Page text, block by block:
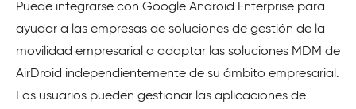
Puede integrarse con Google Android Enterprise para
ayudar a las empresas de soluciones de gestión de la
movilidad empresarial a adaptar las soluciones MDM de
AirDroid independientemente de su ámbito empresarial.
Los usuarios pueden gestionar las aplicaciones de